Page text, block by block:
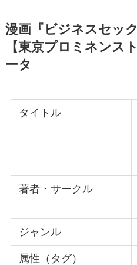
漫画『ビジネスセッ
【東京プロミネンス
ータ
タイトル
著者・サークル
ジャンル
属性（タグ）